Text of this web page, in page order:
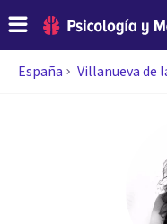
España Villanueva de